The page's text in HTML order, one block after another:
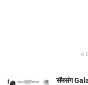
सॅमसंग